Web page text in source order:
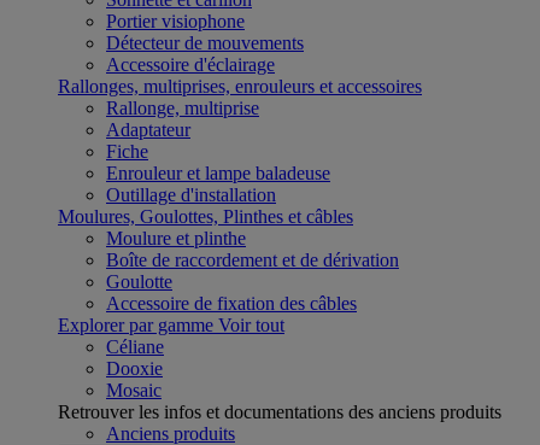
Portier visiophone
Détecteur de mouvements
Accessoire d'éclairage
Rallonges, multiprises, enrouleurs et accessoires
Rallonge, multiprise
Adaptateur
Fiche
Enrouleur et lampe baladeuse
Outillage d'installation
Moulures, Goulottes, Plinthes et câbles
Moulure et plinthe
Boîte de raccordement et de dérivation
Goulotte
Accessoire de fixation des câbles
Explorer par gamme Voir tout
Céliane
Dooxie
Mosaic
Retrouver les infos et documentations des anciens produits
Anciens produits